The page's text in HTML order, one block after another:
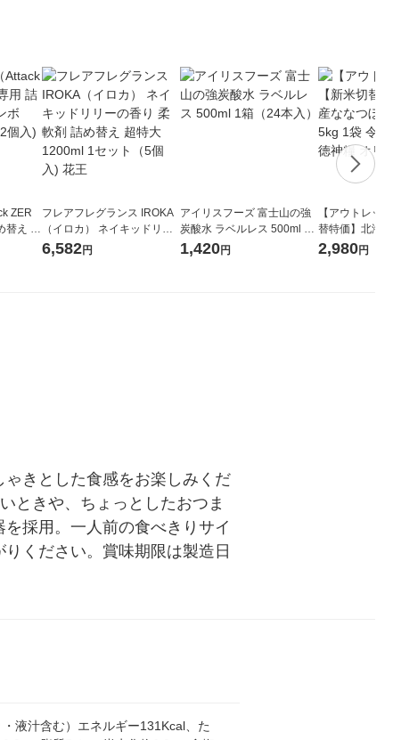
ZER
替え メ
ット
フレアフレグランス IROKA
（イロカ） ネイキッドリリ
ーの香り 柔軟剤 詰め替え 超
6,582円
アイリスフーズ 富士山の強
炭酸水 ラベルレス 500ml 1
箱（24本入）
1,420円
【アウトレッ
替特価】北海
し 無洗米 5kg
2,980円
きとした食感をお楽しみくだ
ときや、ちょっとしたおつま
採用。一人前の食べきりサイ
ください。賞味期限は製造日
・液汁含む）エネルギー131Kcal、た